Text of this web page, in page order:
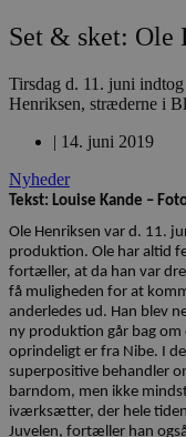
Set & sket: Ole
Tirsdag d. 11. juni
Henriksen, stræderne i
| 14. juni 2019
Nyheder
Tekst: Louise Kande –
Ole Henriksen var d. 11.
produktion. Ole har altid
fortæller, at da han var
få muligheden for at
anderledes ud. Han blev
ny produktion går bag
oprindeligt er fra Nibe. I
superpositive behandler
barndom, men ikke
iværksætter, der hele
Juvelen, fortæller han